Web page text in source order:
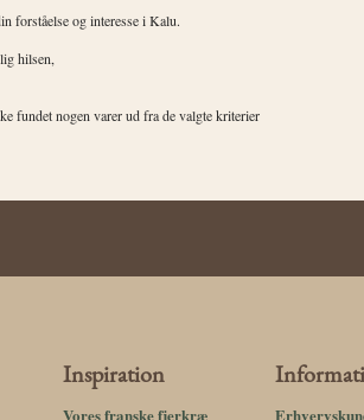
forståelse og interesse i Kalu.
hilsen,
fundet nogen varer ud fra de valgte kriterier
Inspiration
Vores franske fjerkræ